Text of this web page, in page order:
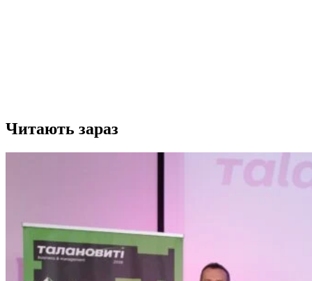
Читають зараз